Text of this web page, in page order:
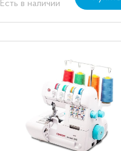
Есть в наличии